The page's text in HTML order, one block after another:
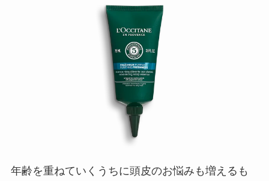
年齢を重ねていくうちに頭皮のお悩みも増えるも